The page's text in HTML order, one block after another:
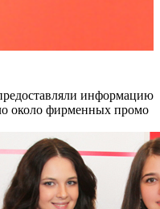
информацию
около фирменных промо